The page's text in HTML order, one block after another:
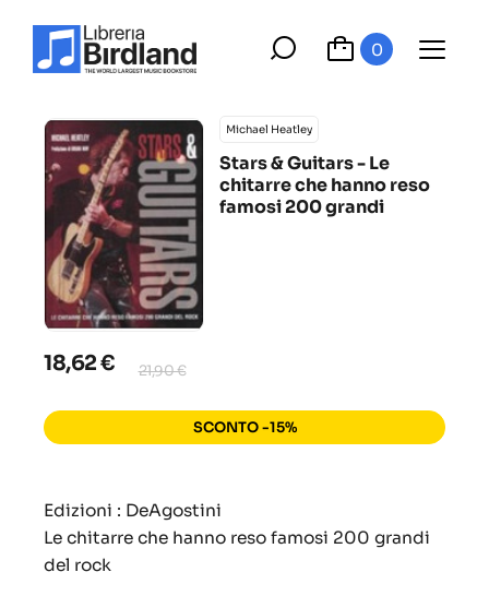
0
Michael Heatley
Stars & Guitars - Le
chitarre che hanno reso
famosi 200 grandi
18,62 € 21,90 €
SCONTO -15%
Edizioni : DeAgostini
Le chitarre che hanno reso famosi 200 grandi
del rock